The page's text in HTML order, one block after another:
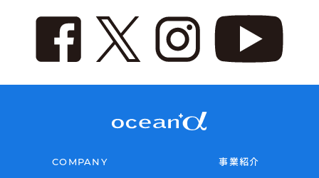
COMPANY
事業紹介